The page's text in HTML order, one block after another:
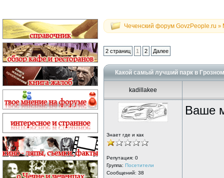
Чеченский форум GovzPeople.ru »
2 страниц 1 2 Далее
Какой самый лучший парк в
kadillakee
Знает где и как
Репутация: 0
Группа: Посетители
Сообщений: 38
Ваше